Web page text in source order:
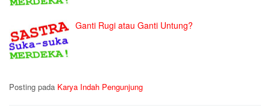
Ganti Rugi atau Ganti Untung?
Posting pada Karya Indah Pengunjung